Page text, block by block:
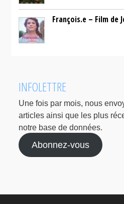
François.e – Film de
INFOLETTRE
Une fois par mois, nous
articles ainsi que les plus
notre base de données.
Abonnez-vous